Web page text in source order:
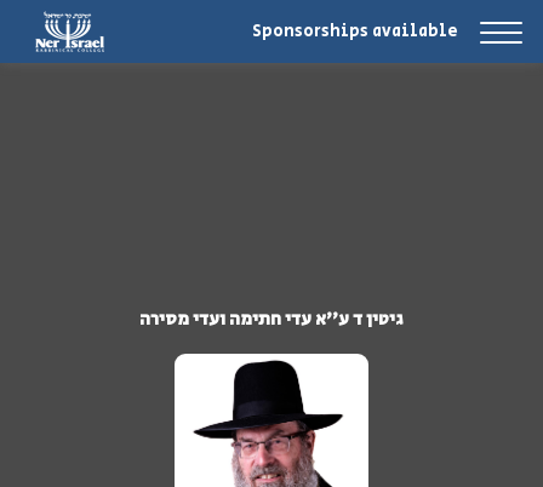
Sponsorships available
גיטין ד ע''א עדי חתימה ועדי מסירה